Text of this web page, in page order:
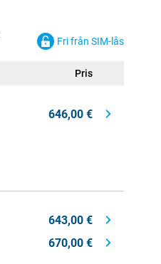
Fri från SIM-lås
Pris
646,00 €
643,00 €
670,00 €